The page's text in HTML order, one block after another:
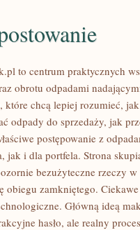
to centrum praktycznych
obrotu odpadami
które chcą lepiej rozumieć,
odpady do sprzedaży, jak
postępowanie z
jak i dla portfela. Strona
bezużyteczne rzeczy
obiegu zamkniętego.
Główną ideą
hasło, ale realny